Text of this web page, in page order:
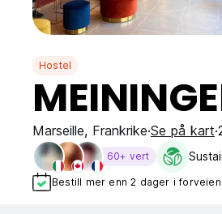
Hostel
Marseille, Frankrike Se på kart
60+ vert
Bestill mer enn 2 dager i